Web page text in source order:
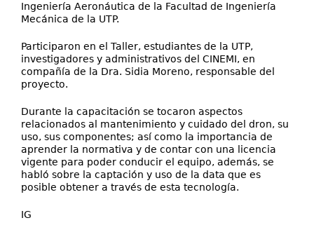
Ingeniería Aeronáutica de la Facultad de Ingeniería
Mecánica de la UTP.
Participaron en el Taller, estudiantes de la UTP,
investigadores y administrativos del CINEMI, en
compañía de la Dra. Sidia Moreno, responsable del
proyecto.
Durante la capacitación se tocaron aspectos
relacionados al mantenimiento y cuidado del dron, su
uso, sus componentes; así como la importancia de
aprender la normativa y de contar con una licencia
vigente para poder conducir el equipo, además, se
habló sobre la captación y uso de la data que es
posible obtener a través de esta tecnología.
IG